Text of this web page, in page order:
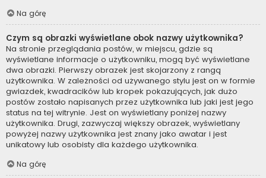
Na górę
Czym są obrazki wyświetlane obok nazwy użytkownika?
Na stronie przeglądania postów, w miejscu, gdzie są
wyświetlane informacje o użytkowniku, mogą być wyświetlane
dwa obrazki. Pierwszy obrazek jest skojarzony z rangą
użytkownika. W zależności od używanego stylu jest on w formie
gwiazdek, kwadracików lub kropek pokazujących, jak dużo
postów zostało napisanych przez użytkownika lub jaki jest jego
status na tej witrynie. Jest on wyświetlany poniżej nazwy
użytkownika. Drugi, zazwyczaj większy obrazek, wyświetlany
powyżej nazwy użytkownika jest znany jako awatar i jest
unikatowy lub osobisty dla każdego użytkownika.
Na górę